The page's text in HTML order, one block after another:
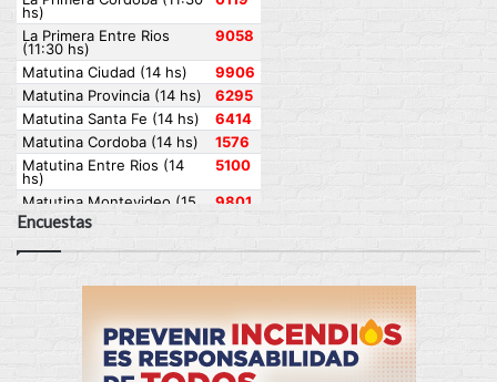
Encuestas